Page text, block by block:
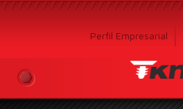
Perfil Empresarial